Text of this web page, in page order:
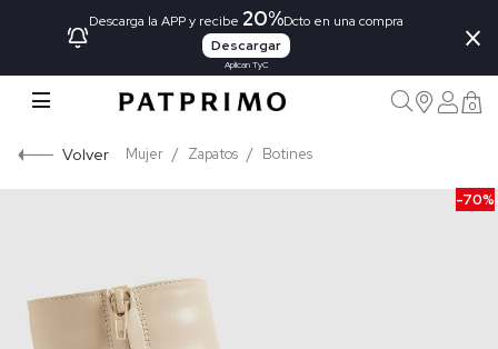
Descarga la APP y recibe 20%Dcto en una compra
Descargar
Aplican TyC
×
0
Volver Mujer Zapatos Botines
-70%